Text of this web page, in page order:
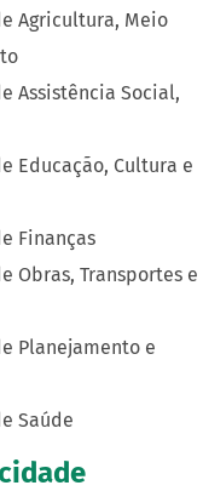
Agricultura, Meio
Assistência Social,
Educação, Cultura e
Finanças
Obras, Transportes e
Planejamento e
Saúde